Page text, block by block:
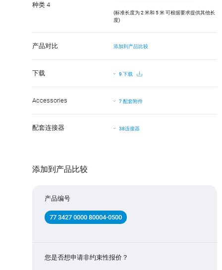
种类 4
(标准长度为 2 米和 5 米 可根据要求提供其他长
度)
产品对比 添加到产品比较
下载 9 下载
Accessories 7 配套附件
配套连接器 38连接器
添加到产品比较
产品编号
77 3427 0000 80004-0500
您是否想申请非约束性报价？